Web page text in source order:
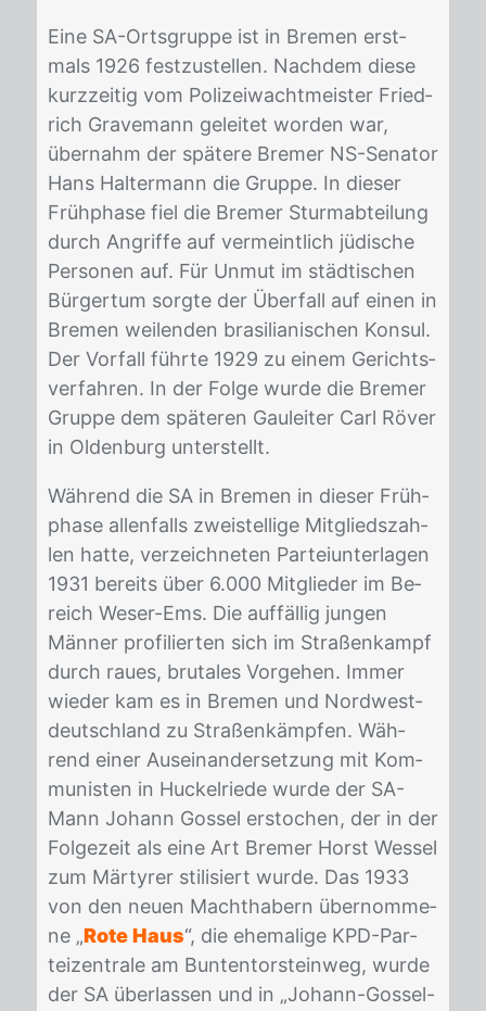
Eine SA-Orts­grup­pe ist in Bre­men erst­
mals 1926 fest­zu­stel­len. Nach­dem die­se
kurz­zei­tig vom Po­li­zei­wacht­meis­ter Fried­
rich Gra­ve­mann ge­lei­tet wor­den war,
über­nahm der spä­te­re Bre­mer NS-Se­na­tor
Hans Hal­ter­mann die Grup­pe. In die­ser
Früh­pha­se fiel die Bre­mer Sturm­ab­tei­lung
durch An­grif­fe auf ver­meint­lich jü­di­sche
Per­so­nen auf. Für Un­mut im städ­ti­schen
Bür­ger­tum sorg­te der Über­fall auf ei­nen in
Bre­men wei­len­den bra­si­lia­ni­schen Kon­sul.
Der Vor­fall führ­te 1929 zu ei­nem Ge­richts­
ver­fah­ren. In der Fol­ge wur­de die Bre­mer
Grup­pe dem spä­te­ren Gau­lei­ter Carl Rö­ver
in Ol­den­burg un­ter­stellt.
Wäh­rend die SA in Bre­men in die­ser Früh­
pha­se al­len­falls zwei­stel­li­ge Mit­glieds­zah­
len hat­te, ver­zeich­ne­ten Par­tei­un­ter­la­gen
1931 be­reits über 6.000 Mit­glie­der im Be­
reich We­ser-Ems. Die auf­fäl­lig jun­gen
Män­ner pro­fi­lier­ten sich im Stra­ßen­kampf
durch rau­es, bru­ta­les Vor­ge­hen. Im­mer
wie­der kam es in Bre­men und Nord­west­
deutsch­land zu Stra­ßen­kämp­fen. Wäh­
rend ei­ner Aus­ein­an­der­set­zung mit Kom­
mu­nis­ten in Hu­ckel­rie­de wur­de der SA-
Mann Jo­hann Gos­sel er­sto­chen, der in der
Fol­ge­zeit als eine Art Bre­mer Horst Wes­sel
zum Mär­ty­rer sti­li­siert wur­de. Das 1933
von den neu­en Macht­ha­bern über­nom­me­
ne „Rote Haus“, die ehe­ma­li­ge KPD-Par­
tei­zen­tra­le am Bun­ten­tor­stein­weg, wur­de
der SA über­las­sen und in „Jo­hann-Gos­sel-